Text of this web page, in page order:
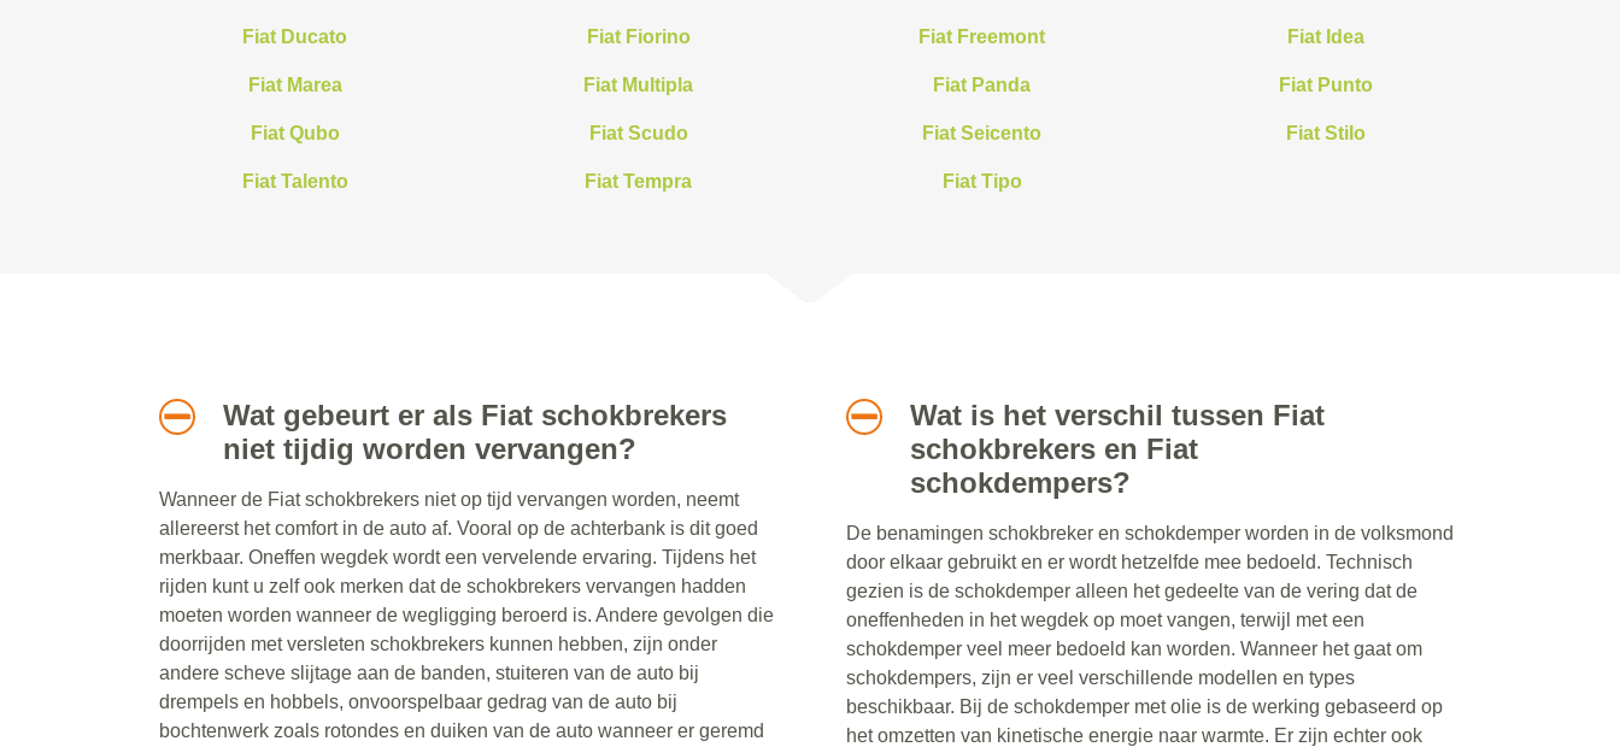
Fiat Ducato Fiat Fiorino Fiat Freemont Fiat Idea
Fiat Marea Fiat Multipla Fiat Panda Fiat Punto
Fiat Qubo Fiat Scudo Fiat Seicento Fiat Stilo
Fiat Talento Fiat Tempra Fiat Tipo
Wat gebeurt er als Fiat schokbrekers
niet tijdig worden vervangen?
Wanneer de Fiat schokbrekers niet op tijd vervangen worden, neemt
allereerst het comfort in de auto af. Vooral op de achterbank is dit goed
merkbaar. Oneffen wegdek wordt een vervelende ervaring. Tijdens het
rijden kunt u zelf ook merken dat de schokbrekers vervangen hadden
moeten worden wanneer de wegligging beroerd is. Andere gevolgen die
doorrijden met versleten schokbrekers kunnen hebben, zijn onder
andere scheve slijtage aan de banden, stuiteren van de auto bij
drempels en hobbels, onvoorspelbaar gedrag van de auto bij
bochtenwerk zoals rotondes en duiken van de auto wanneer er geremd
Wat is het verschil tussen Fiat
schokbrekers en Fiat
schokdempers?
De benamingen schokbreker en schokdemper worden in de volksmond
door elkaar gebruikt en er wordt hetzelfde mee bedoeld. Technisch
gezien is de schokdemper alleen het gedeelte van de vering dat de
oneffenheden in het wegdek op moet vangen, terwijl met een
schokdemper veel meer bedoeld kan worden. Wanneer het gaat om
schokdempers, zijn er veel verschillende modellen en types
beschikbaar. Bij de schokdemper met olie is de werking gebaseerd op
het omzetten van kinetische energie naar warmte. Er zijn echter ook